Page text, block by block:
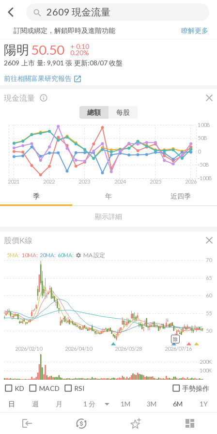
arrow_back_ios search
login dashboard
市場 登入
陽明 50.50+ 0.20%
訂閱或綁定，解鎖即時及進階功能
瞭解更多
陽明 50.50 + 0.10
0.20%
2609
上市 量: 9,901 張 更新:08/07 收盤
前往相關富果研究報告 open_in_new
現金流量 close
顯示詳細
info_outline
季 年 近四季
總額 每股
2021 2022 2023 2024 2025 2026
-100B
-50B
0
50B
100B
股價K線 close
日 週 月 1M 3M 6M 1Y
2026/02/10 2026/04/10 2026/05/28 2026/07/16
50
55
60
65
70
100K
200K
5MA: 10MA: 20MA: 60MA: settings MA 設定
除
KD MACD RSI 手勢操作
推薦卡片 消息面 財務報